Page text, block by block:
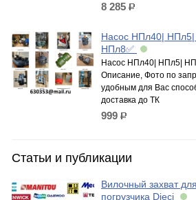
8 285 р.
Насос НПл40|
НПл8✅
Насос НПл40| НПл5|
Описание, Фото по
удобным для Вас
доставка до ТК
999 р.
Статьи и публикации
Вилочный захват
погрузчика Dieci